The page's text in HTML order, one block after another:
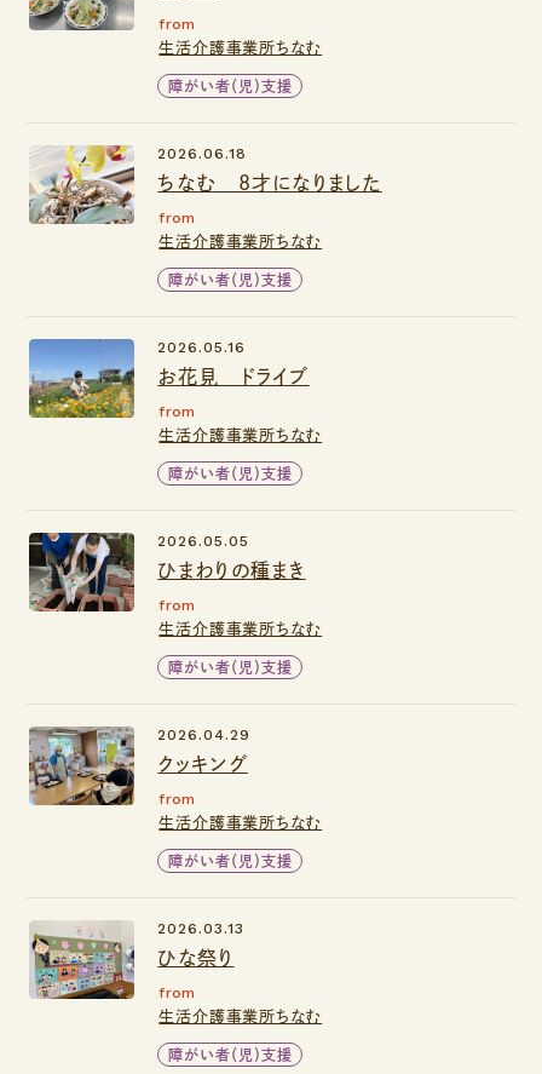
from
生活介護事業所ちなむ
障がい者（児）支援
ちなむ 8才になりました
2026.06.18
from
生活介護事業所ちなむ
障がい者（児）支援
お花見 ドライブ
2026.05.16
from
生活介護事業所ちなむ
障がい者（児）支援
ひまわりの種まき
2026.05.05
from
生活介護事業所ちなむ
障がい者（児）支援
クッキング
2026.04.29
from
生活介護事業所ちなむ
障がい者（児）支援
ひな祭り
2026.03.13
from
生活介護事業所ちなむ
障がい者（児）支援